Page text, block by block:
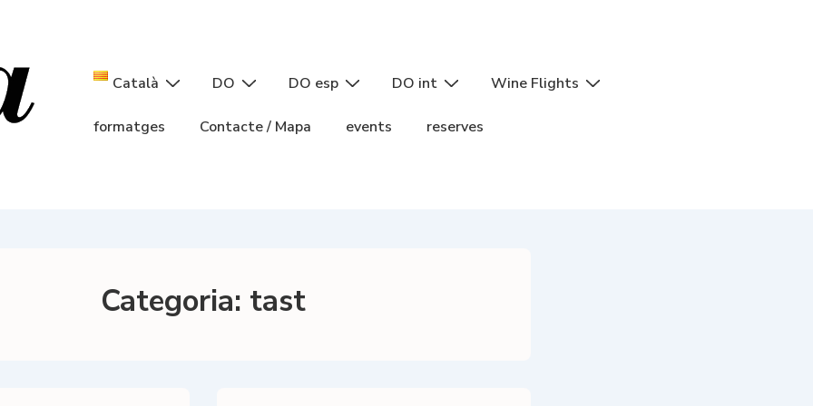
Navegació
principal
Català DO DO esp DO int Wine Flights
formatges Contacte / Mapa events reserves
Categoria: tast